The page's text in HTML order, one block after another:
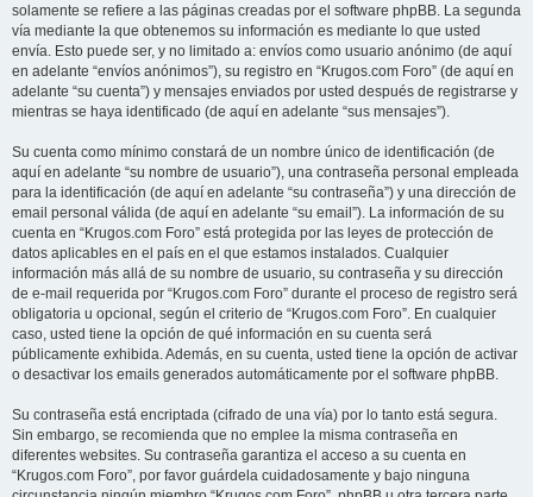
solamente se refiere a las páginas creadas por el software phpBB. La segunda
vía mediante la que obtenemos su información es mediante lo que usted
envía. Esto puede ser, y no limitado a: envíos como usuario anónimo (de aquí
en adelante “envíos anónimos”), su registro en “Krugos.com Foro” (de aquí en
adelante “su cuenta”) y mensajes enviados por usted después de registrarse y
mientras se haya identificado (de aquí en adelante “sus mensajes”).
Su cuenta como mínimo constará de un nombre único de identificación (de
aquí en adelante “su nombre de usuario”), una contraseña personal empleada
para la identificación (de aquí en adelante “su contraseña”) y una dirección de
email personal válida (de aquí en adelante “su email”). La información de su
cuenta en “Krugos.com Foro” está protegida por las leyes de protección de
datos aplicables en el país en el que estamos instalados. Cualquier
información más allá de su nombre de usuario, su contraseña y su dirección
de e-mail requerida por “Krugos.com Foro” durante el proceso de registro será
obligatoria u opcional, según el criterio de “Krugos.com Foro”. En cualquier
caso, usted tiene la opción de qué información en su cuenta será
públicamente exhibida. Además, en su cuenta, usted tiene la opción de activar
o desactivar los emails generados automáticamente por el software phpBB.
Su contraseña está encriptada (cifrado de una vía) por lo tanto está segura.
Sin embargo, se recomienda que no emplee la misma contraseña en
diferentes websites. Su contraseña garantiza el acceso a su cuenta en
“Krugos.com Foro”, por favor guárdela cuidadosamente y bajo ninguna